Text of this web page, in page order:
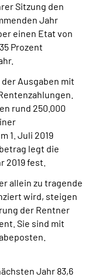
Sitzung den
Jahr
einen Etat von
Prozent
Ausgaben mit
rund 250.000
1. Juli 2019
legt die
2019 fest.
allein zu tragende
wird, steigen
der Rentner
Sie sind mit
Jahr 83,6